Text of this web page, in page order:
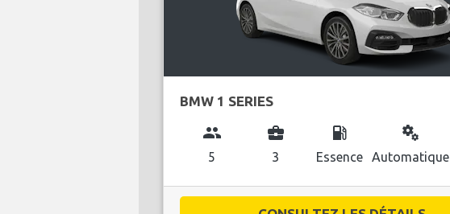
BMW 1 SERIES
group
5
business_center
3
local_gas_station
Essence
miscellaneous_services
Automatique